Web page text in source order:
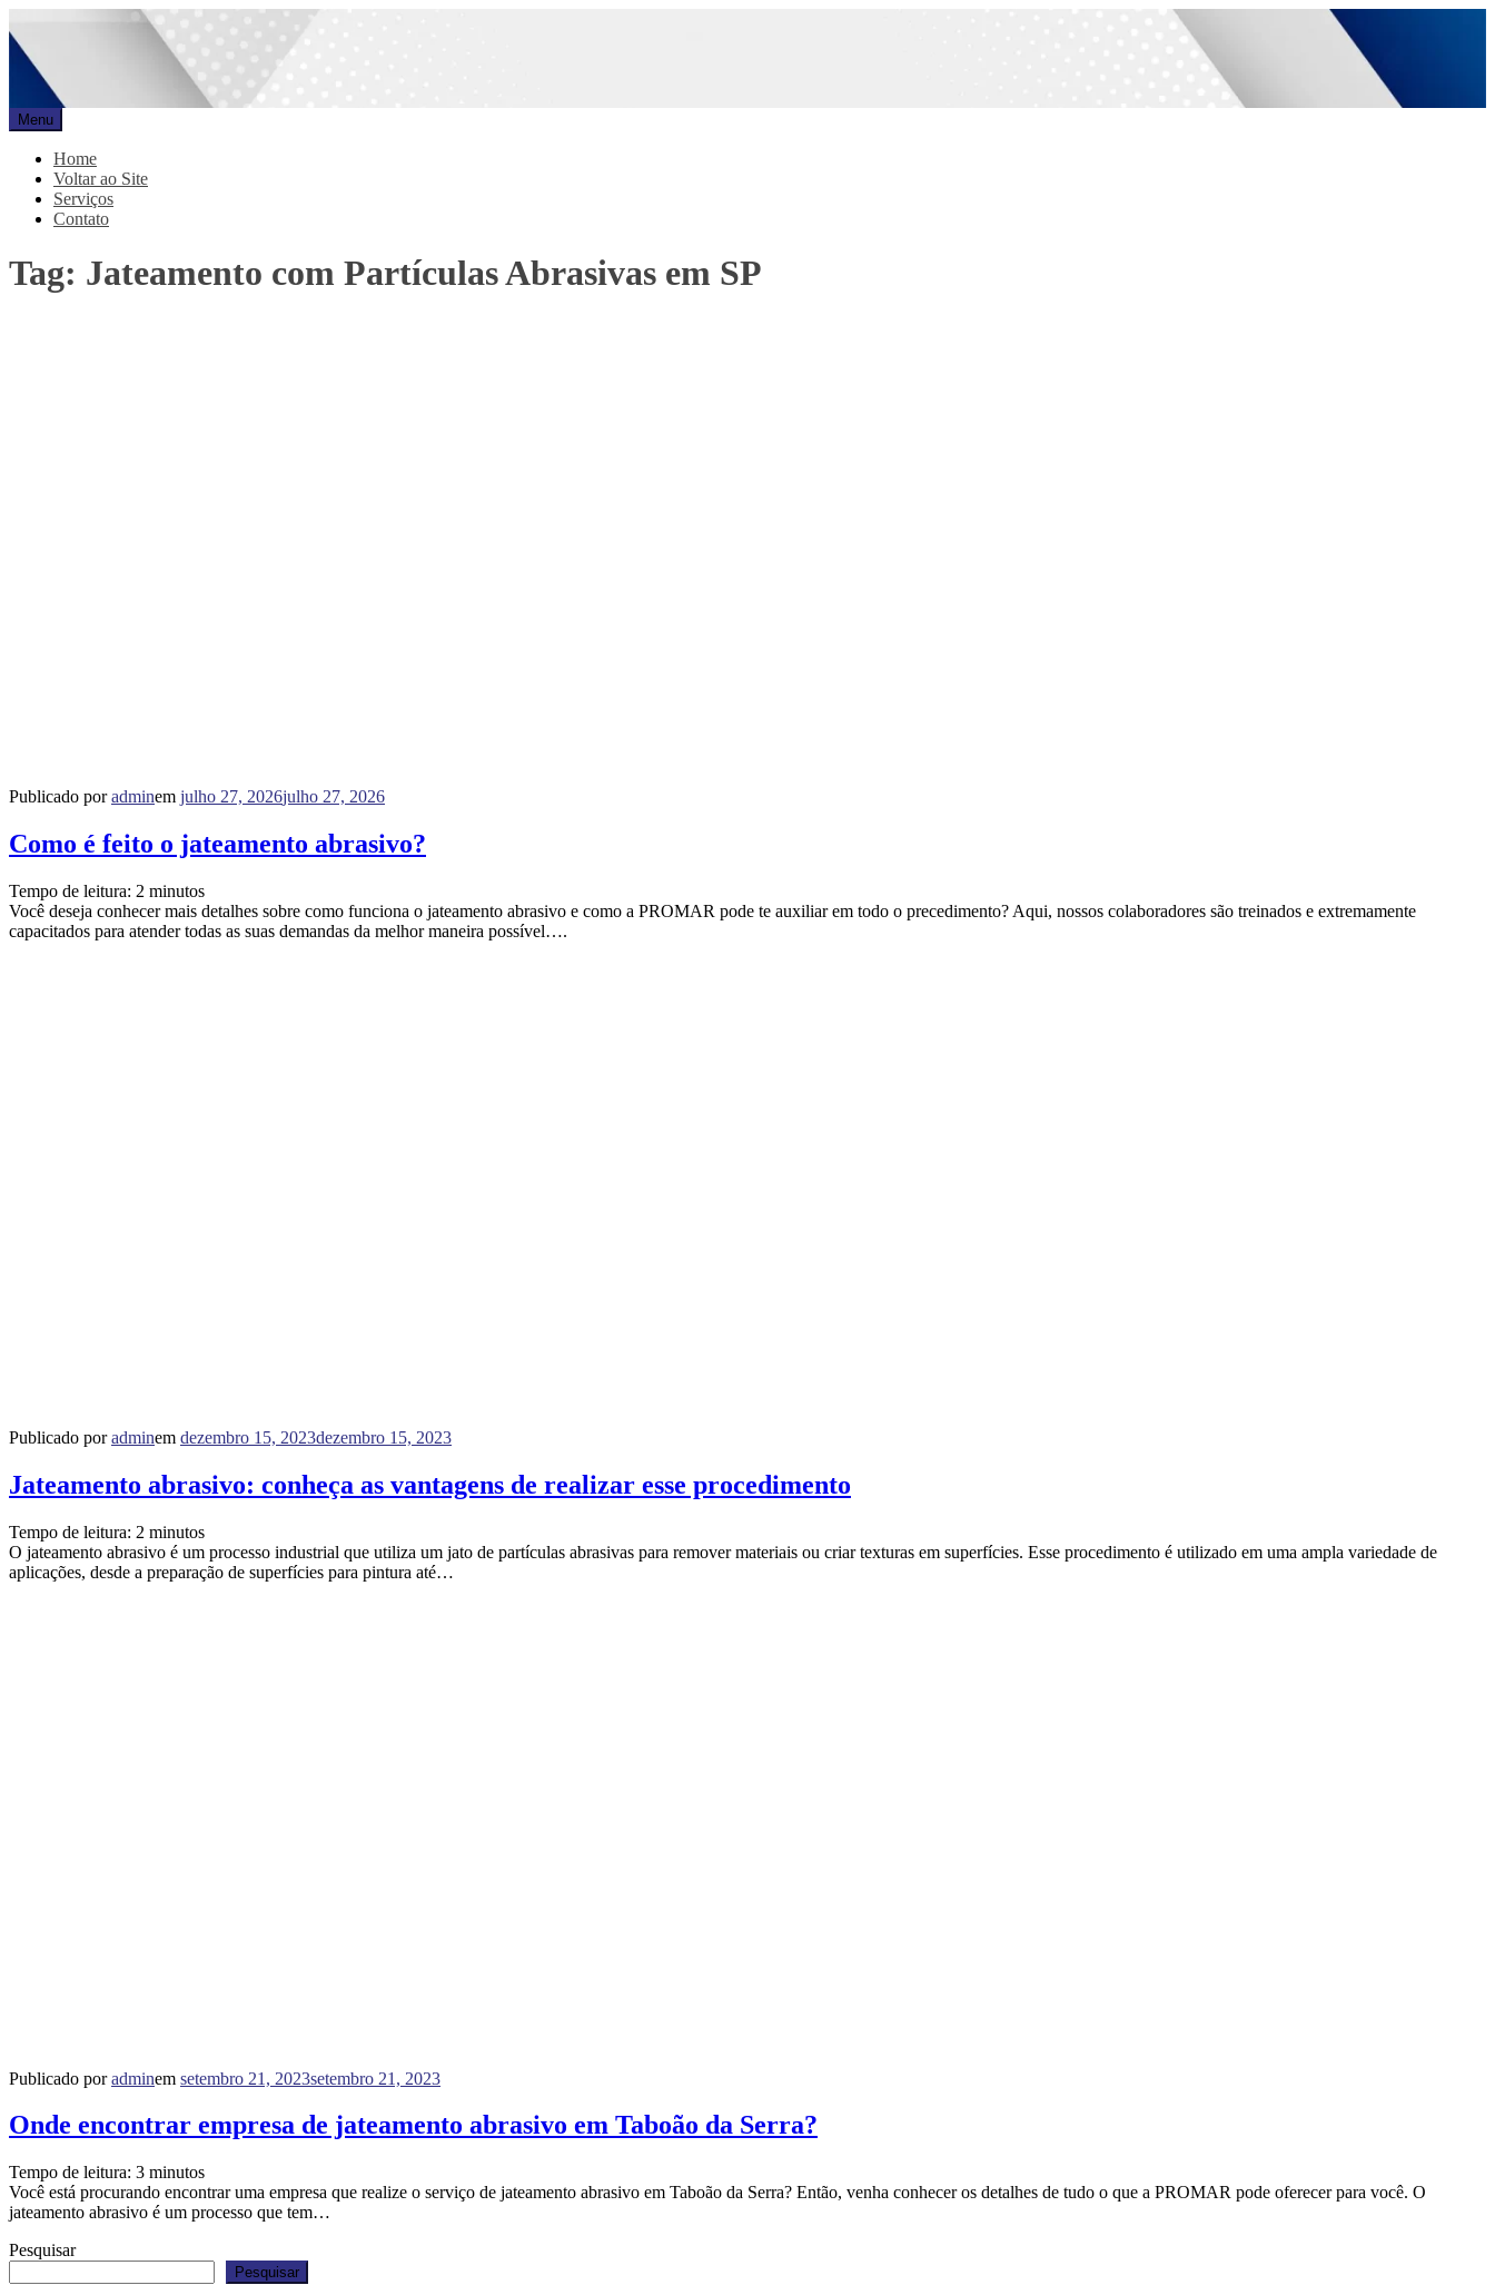
para
conteúdo
Promar
Blog
Menu
Home
Voltar ao Site
Serviços
Contato
Tag: Jateamento com Partículas Abrasivas em SP
Publicado poradminem julho 27, 2026julho 27, 2026
Como é feito o jateamento abrasivo?
Tempo de leitura: 2 minutos
Você deseja conhecer mais detalhes sobre como funciona o jateamento abrasivo e como a PROMAR pode te auxiliar em todo o precedimento? Aqui, nossos colaboradores são treinados e extremamente
capacitados para atender todas as suas demandas da melhor maneira possível….
Publicado poradminem dezembro 15, 2023dezembro 15, 2023
Jateamento abrasivo: conheça as vantagens de realizar esse procedimento
Tempo de leitura: 2 minutos
O jateamento abrasivo é um processo industrial que utiliza um jato de partículas abrasivas para remover materiais ou criar texturas em superfícies. Esse procedimento é utilizado em uma ampla variedade de
aplicações, desde a preparação de superfícies para pintura até…
Publicado poradminem setembro 21, 2023setembro 21, 2023
Onde encontrar empresa de jateamento abrasivo em Taboão da Serra?
Tempo de leitura: 3 minutos
Você está procurando encontrar uma empresa que realize o serviço de jateamento abrasivo em Taboão da Serra? Então, venha conhecer os detalhes de tudo o que a PROMAR pode oferecer para você. O
jateamento abrasivo é um processo que tem…
Pesquisar
Pesquisar